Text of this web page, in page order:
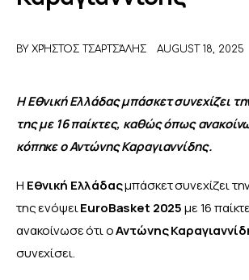
ΑΦΙΕΡΩΜΑΤΑ
BY ΧΡΉΣΤΟΣ ΤΣΑΡΤΣΆΛΗΣ AUGUST 18, 2025
Η Εθνική Ελλάδας μπάσκετ συνεχίζει
της με 16 παίκτες, καθώς όπως
κόπηκε ο Αντώνης Καραγιαννίδης.
Η Εθνική Ελλάδας μπάσκετ συνεχίζει
της ενόψει EuroBasket 2025 με 16
ανακοίνωσε ότι ο Αντώνης
συνεχίσει.